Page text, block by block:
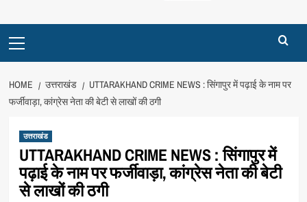
Menu
HOME उत्तराखंड
UTTARAKHAND CRIME NEWS : सिंगापुर में पढ़ाई के नाम पर
फर्जीवाड़ा, कांग्रेस नेता की बेटी से लाखों की ठगी
उत्तराखंड
UTTARAKHAND CRIME NEWS : सिंगापुर में
पढ़ाई के नाम पर फर्जीवाड़ा, कांग्रेस नेता की बेटी
से लाखों की ठगी